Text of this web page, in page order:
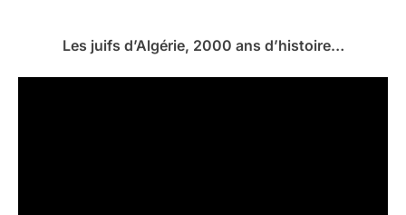
Les juifs d’Algérie, 2000 ans d’histoire…